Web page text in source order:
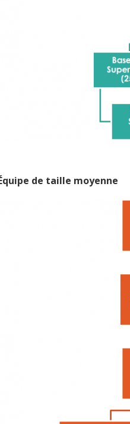
de taille moyenne